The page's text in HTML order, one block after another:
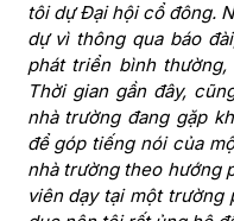
tôi dự Đại hội cổ đông.
dự vì thông qua báo
phát triển bình
Thời gian gần đây,
nhà trường đang gặp
để góp tiếng nói của
nhà trường theo hướng
viên dạy tại một trường